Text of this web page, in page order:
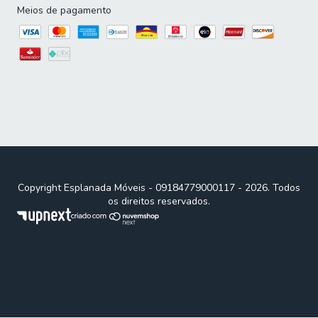
Meios de pagamento
Copyright Esplanada Móveis - 09184779000117 - 2026. Todos
os direitos reservados.